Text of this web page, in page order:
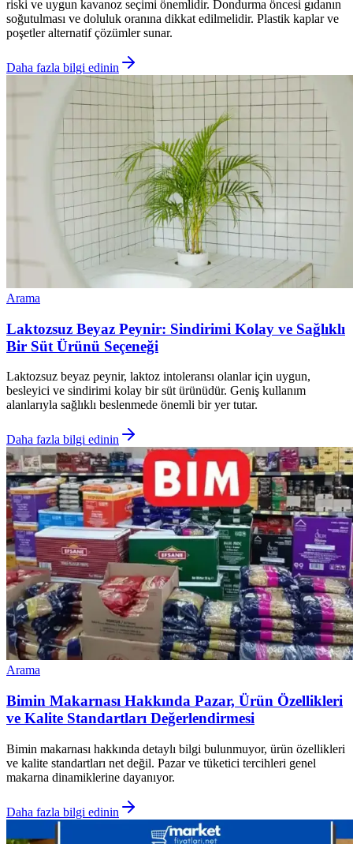
riski ve uygun kavanoz seçimi önemlidir. Dondurma öncesi gıdanın
soğutulması ve doluluk oranına dikkat edilmelidir. Plastik kaplar ve
poşetler alternatif çözümler sunar.
Daha fazla bilgi edinin
Arama
Laktozsuz Beyaz Peynir: Sindirimi Kolay ve Sağlıklı
Bir Süt Ürünü Seçeneği
Laktozsuz beyaz peynir, laktoz intoleransı olanlar için uygun,
besleyici ve sindirimi kolay bir süt ürünüdür. Geniş kullanım
alanlarıyla sağlıklı beslenmede önemli bir yer tutar.
Daha fazla bilgi edinin
Arama
Bimin Makarnası Hakkında Pazar, Ürün Özellikleri
ve Kalite Standartları Değerlendirmesi
Bimin makarnası hakkında detaylı bilgi bulunmuyor, ürün özellikleri
ve kalite standartları net değil. Pazar ve tüketici tercihleri genel
makarna dinamiklerine dayanıyor.
Daha fazla bilgi edinin